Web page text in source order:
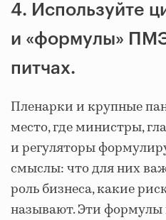
4. Используйте
и «формулы»
питчах.
Пленарки и крупные
место, где министры,
и регуляторы
смыслы: что для них
роль бизнеса, какие
называют. Эти формулы